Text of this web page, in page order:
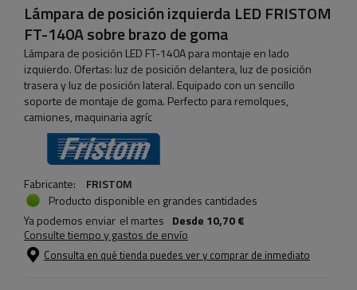
Lámpara de posición izquierda LED FRISTOM
FT-140A sobre brazo de goma
Lámpara de posición LED FT-140A para montaje en lado
izquierdo. Ofertas: luz de posición delantera, luz de posición
trasera y luz de posición lateral. Equipado con un sencillo
soporte de montaje de goma. Perfecto para remolques,
camiones, maquinaria agríc
Fabricante:
FRISTOM
Producto disponible en grandes cantidades
Ya podemos enviar el martes Desde 10,70 €
Consulte tiempo y gastos de envío
Consulta en qué tienda puedes ver y comprar de inmediato